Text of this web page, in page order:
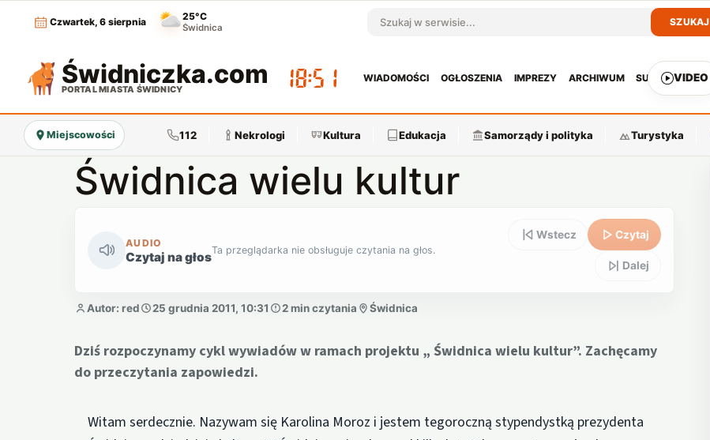
Czwartek, 6 sierpnia
25°C
Świdnica Szukaj w serwisie
SZUKAJ
Świdniczka.com
PORTAL MIASTA ŚWIDNICY 18:51
WIADOMOŚCI OGŁOSZENIA IMPREZY ARCHIWUM SUBSKRYPCJA
VIDEO
Miejscowości 112 Nekrologi Kultura Edukacja Samorządy i polityka Turystyka
Świdnica wielu kultur
AUDIO
Czytaj na głosTa przeglądarka nie obsługuje czytania na głos.
Wstecz Czytaj
Dalej
Autor: red 25 grudnia 2011, 10:31 2 min czytania Świdnica
Dziś rozpoczynamy cykl wywiadów w ramach projektu „ Świdnica wielu kultur”. Zachęcamy
do przeczytania zapowiedzi.
Witam serdecznie. Nazywam się Karolina Moroz i jestem tegoroczną stypendystką prezydenta